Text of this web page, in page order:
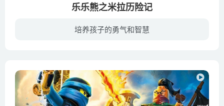
乐乐熊之米拉历险记
培养孩子的勇气和智慧